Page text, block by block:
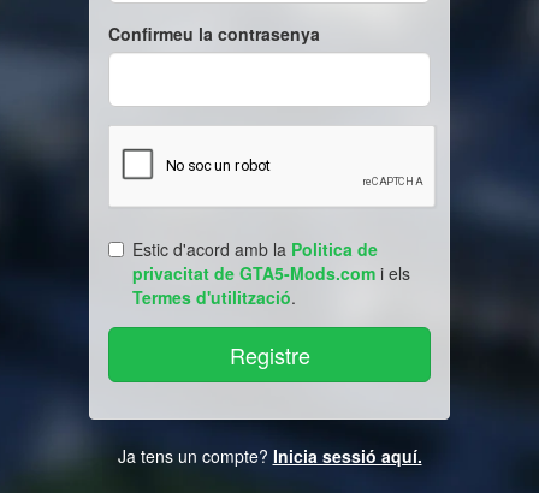
Confirmeu la contrasenya
Estic d'acord amb la Politica de
privacitat de GTA5-Mods.com i els
Termes d'utilització.
Ja tens un compte? Inicia sessió aquí.